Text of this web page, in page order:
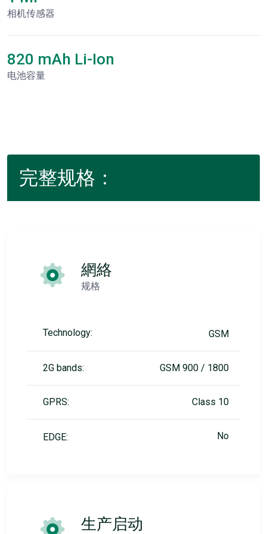
相机传感器
820 mAh Li-Ion
电池容量
完整规格：
網絡
规格
Technology: GSM
2G bands: GSM 900 / 1800
GPRS: Class 10
EDGE: No
生产启动